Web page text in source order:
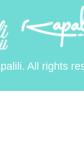
All rights